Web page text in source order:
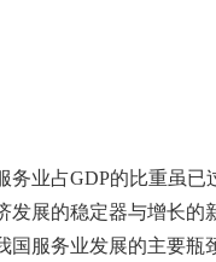
务业占GDP的比重虽已
发展的稳定器与增长的
国服务业发展的主要瓶